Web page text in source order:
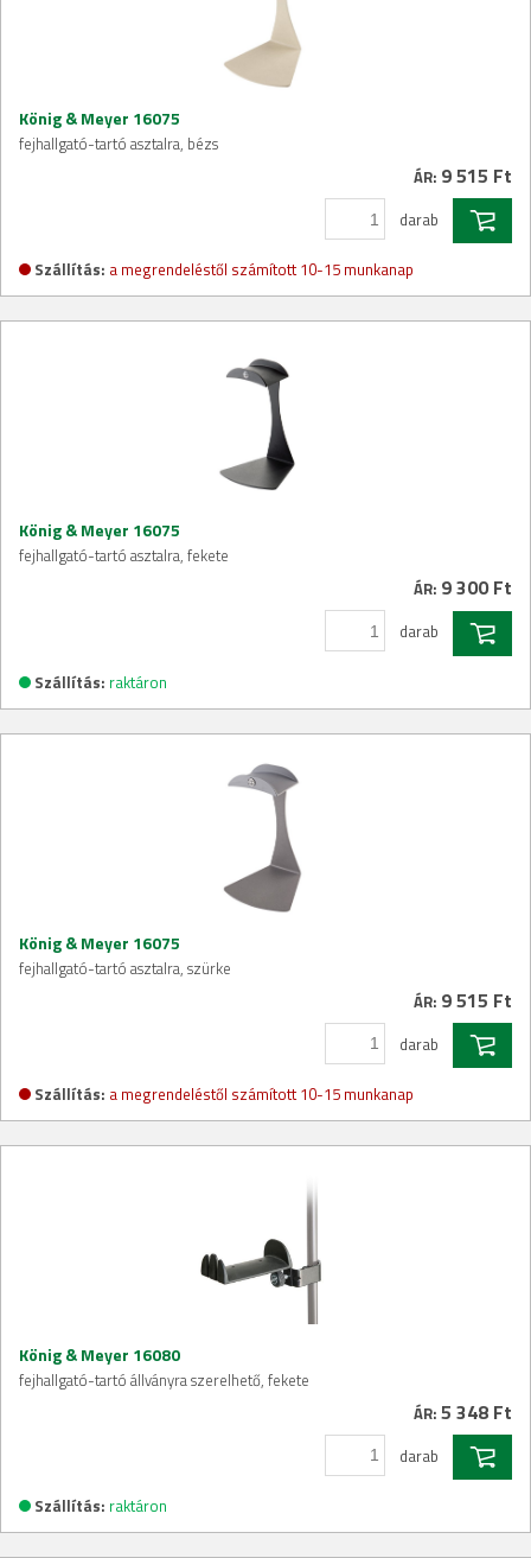
König & Meyer 16075
fejhallgató-tartó asztalra, bézs
ÁR: 9 515 Ft
darab
Szállítás: a megrendeléstől számított 10-15 munkanap
König & Meyer 16075
fejhallgató-tartó asztalra, fekete
ÁR: 9 300 Ft
darab
Szállítás: raktáron
König & Meyer 16075
fejhallgató-tartó asztalra, szürke
ÁR: 9 515 Ft
darab
Szállítás: a megrendeléstől számított 10-15 munkanap
König & Meyer 16080
fejhallgató-tartó állványra szerelhető, fekete
ÁR: 5 348 Ft
darab
Szállítás: raktáron